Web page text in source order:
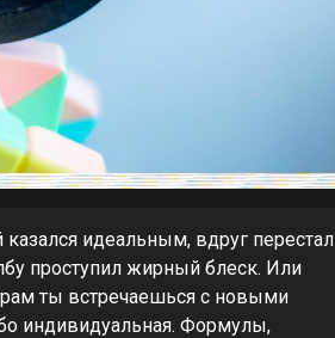
идеальным, вдруг перестал
проступил жирный блеск. Или
ты встречаешься с новыми
индивидуальная. Формулы,